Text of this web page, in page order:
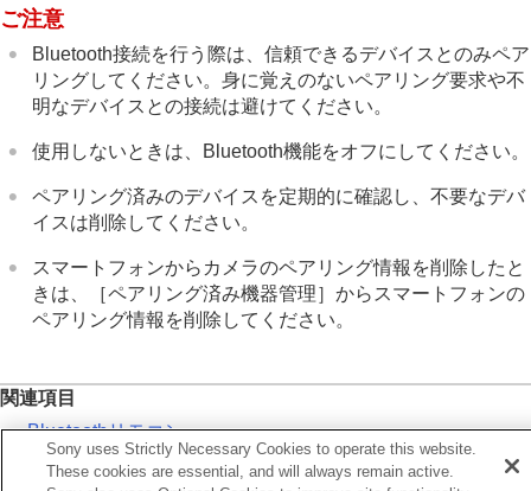
ファインダー/モニターの設定
電力設定
外部出力設定
一般設定
スマートフォンでできること
パソコンでできること
クラウドサービスを利用する
故障かな？と思ったら
ご注意
Bluetooth接続を行う際は、信頼できるデバイスとのみペア
リングしてください。身に覚えのないペアリング要求や不
明なデバイスとの接続は避けてください。
使用しないときは、Bluetooth機能をオフにしてください。
ペアリング済みのデバイスを定期的に確認し、不要なデバ
イスは削除してください。
スマートフォンからカメラのペアリング情報を削除したと
きは、
［ペアリング済み機器管理］からスマートフォンの
ペアリング情報を削除してください。
関連項目
Bluetoothリモコン
電源OFF中の接続 （スマートフォン）
Sony uses Strictly Necessary Cookies to operate this website.
These cookies are essential, and will always remain active.